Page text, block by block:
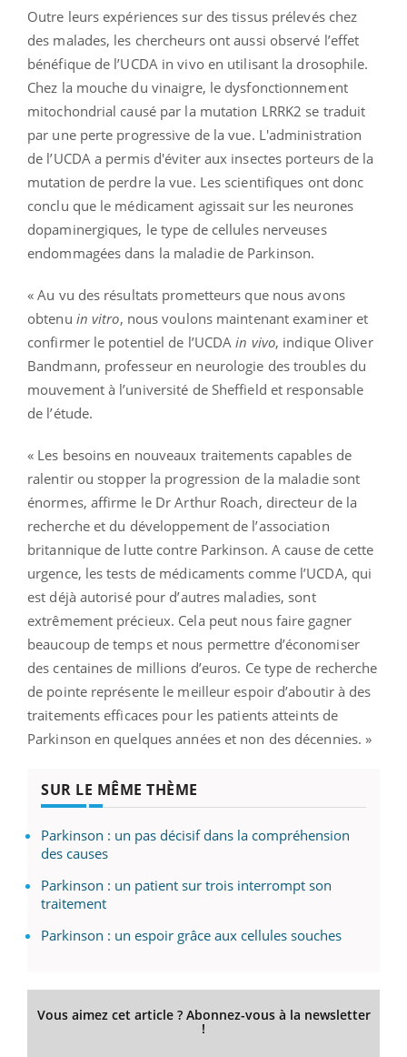
Outre leurs expériences sur des tissus prélevés chez
des malades, les chercheurs ont aussi observé l’effet
bénéfique de l’UCDA in vivo en utilisant la drosophile.
Chez la mouche du vinaigre, le dysfonctionnement
mitochondrial causé par la mutation LRRK2 se traduit
par une perte progressive de la vue. L'administration
de l’UCDA a permis d'éviter aux insectes porteurs de la
mutation de perdre la vue. Les scientifiques ont donc
conclu que le médicament agissait sur les neurones
dopaminergiques, le type de cellules nerveuses
endommagées dans la maladie de Parkinson.
« Au vu des résultats prometteurs que nous avons
obtenu in vitro, nous voulons maintenant examiner et
confirmer le potentiel de l’UCDAin vivo, indique Oliver
Bandmann, professeur en neurologie des troubles du
mouvement à l’université de Sheffield et responsable
de l’étude.
« Les besoins en nouveaux traitements capables de
ralentir ou stopper la progression de la maladie sont
énormes, affirme le Dr Arthur Roach, directeur de la
recherche et du développement de l’association
britannique de lutte contre Parkinson. A cause de cette
urgence, les tests de médicaments comme l’UCDA, qui
est déjà autorisé pour d’autres maladies, sont
extrêmement précieux. Cela peut nous faire gagner
beaucoup de temps et nous permettre d’économiser
des centaines de millions d’euros. Ce type de recherche
de pointe représente le meilleur espoir d’aboutir à des
traitements efficaces pour les patients atteints de
Parkinson en quelques années et non des décennies. »
SUR LE MÊME THÈME
Parkinson : un pas décisif dans la compréhension
des causes
Parkinson : un patient sur trois interrompt son
traitement
Parkinson : un espoir grâce aux cellules souches
Vous aimez cet article ? Abonnez-vous à la newsletter
!